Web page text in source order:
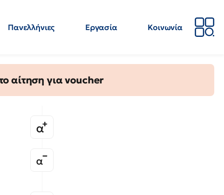
Πανελλήνιες Εργασία
Κοινωνία
αίτηση για voucher